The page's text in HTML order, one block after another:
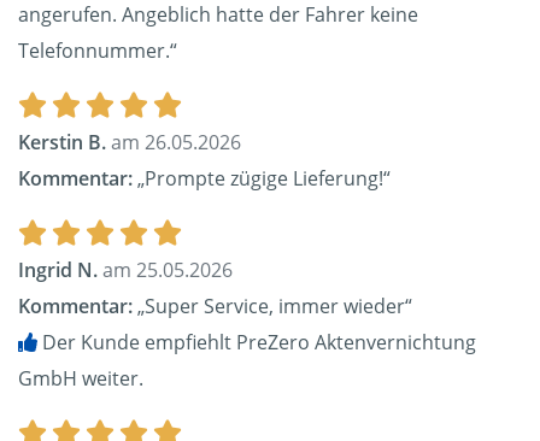
angerufen. Angeblich hatte der Fahrer keine
Telefonnummer.“
Kerstin B.am 26.05.2026
Kommentar:„Prompte zügige Lieferung!“
Ingrid N.am 25.05.2026
Kommentar:„Super Service, immer wieder“
Der Kunde empfiehlt PreZero Aktenvernichtung
GmbH weiter.